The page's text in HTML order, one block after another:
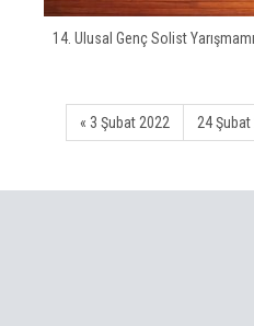
Ulusal Genç Solist
« 3 Şubat 2022 24